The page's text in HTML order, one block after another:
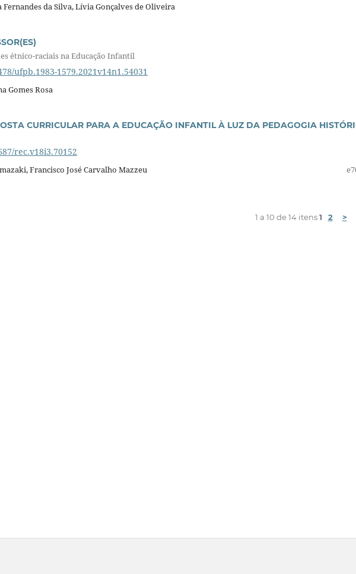
da Silva, Lívia Gonçalves de Oliveira
étnico-raciais na Educação Infantil
ufpb.1983-1579.2021v14n1.54031
Gomes Rosa
CURRICULAR PARA A EDUCAÇÃO INFANTIL À LUZ DA PEDAGOGIA
rec.v18i3.70152
Francisco José Carvalho Mazzeu
1 a 10 de 14 itens1 2 >